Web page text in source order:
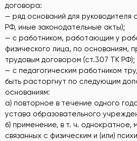
договора:
— ряд оснований для руководителя
РФ, иные законодательные акты);
— с работником, работающим у
физического лица, по основаниям,
трудовым договором (ст.307 ТК РФ);
— с педагогическим работником
быть расторгнут по следующим
основаниям:
а) повторное в течение одного
устава образовательного
б) применение, в т. ч. однократное,
связанных с физическим и (или)